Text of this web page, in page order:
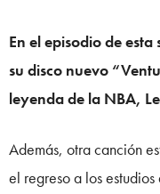
En el episodio de
su disco nuevo
leyenda de la NBA,
Además, otra canción
el regreso a los